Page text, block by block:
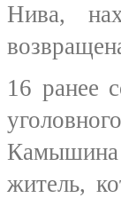
Нива,
16 ранее
житель,